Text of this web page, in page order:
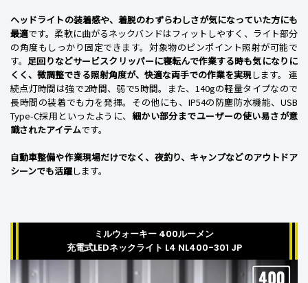
ヘッドライトの装着感や、着脱のわずらわしさが気になっていた方にも
最適です。柔軟に曲がるネックバンドはフィットしやすく、ライト部分
の角度もしっかり固定できます。対象物のピンポイント照射が可能で
す。足回りなどサービスクリッパーに寝転んで作業する時も気になりに
くく、微調整できる照射角度が、快適な両手での作業を実現します。 連
続点灯時間は強で2時間、弱で5時間。また、140gの軽量タイプなので
長時間の装着でも力を発揮。その他にも、IP54の防塵防水機能、USB
Type-C採用といったように、 細かい部分までユーザーの使い易さが意
識されたアイテムです。
自動車整備や作業現場だけでなく、夜釣り、キャンプなどのアウトドア
シーンでも活躍します。
ミルウォーキー 400ルーメン
充電式LEDネックライト L4 NL400-301 JP